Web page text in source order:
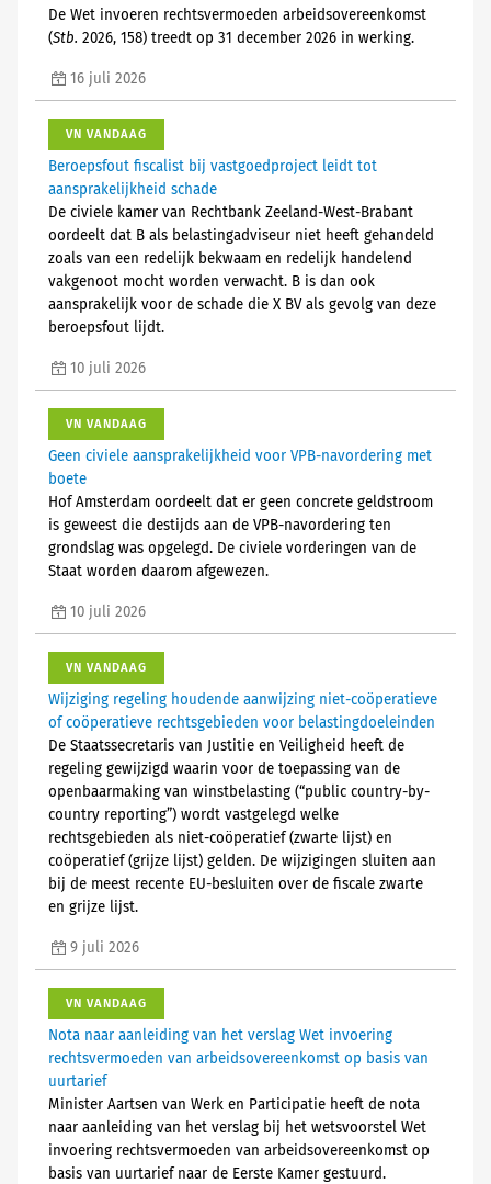
De Wet invoeren rechtsvermoeden arbeidsovereenkomst
(Stb. 2026, 158) treedt op 31 december 2026 in werking.
16 juli 2026
VN VANDAAG
Beroepsfout fiscalist bij vastgoedproject leidt tot
aansprakelijkheid schade
De civiele kamer van Rechtbank Zeeland-West-Brabant
oordeelt dat B als belastingadviseur niet heeft gehandeld
zoals van een redelijk bekwaam en redelijk handelend
vakgenoot mocht worden verwacht. B is dan ook
aansprakelijk voor de schade die X BV als gevolg van deze
beroepsfout lijdt.
10 juli 2026
VN VANDAAG
Geen civiele aansprakelijkheid voor VPB-navordering met
boete
Hof Amsterdam oordeelt dat er geen concrete geldstroom
is geweest die destijds aan de VPB-navordering ten
grondslag was opgelegd. De civiele vorderingen van de
Staat worden daarom afgewezen.
10 juli 2026
VN VANDAAG
Wijziging regeling houdende aanwijzing niet-coöperatieve
of coöperatieve rechtsgebieden voor belastingdoeleinden
De Staatssecretaris van Justitie en Veiligheid heeft de
regeling gewijzigd waarin voor de toepassing van de
openbaarmaking van winstbelasting (“public country-by-
country reporting”) wordt vastgelegd welke
rechtsgebieden als niet-coöperatief (zwarte lijst) en
coöperatief (grijze lijst) gelden. De wijzigingen sluiten aan
bij de meest recente EU-besluiten over de fiscale zwarte
en grijze lijst.
9 juli 2026
VN VANDAAG
Nota naar aanleiding van het verslag Wet invoering
rechtsvermoeden van arbeidsovereenkomst op basis van
uurtarief
Minister Aartsen van Werk en Participatie heeft de nota
naar aanleiding van het verslag bij het wetsvoorstel Wet
invoering rechtsvermoeden van arbeidsovereenkomst op
basis van uurtarief naar de Eerste Kamer gestuurd.